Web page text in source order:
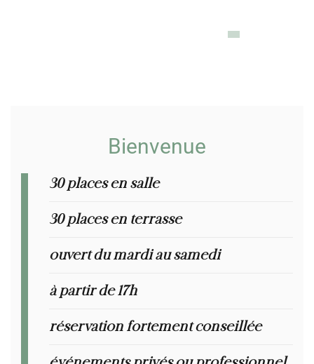
–
Réservez votre table en ligne
Bienvenue
30 places en salle
30 places en terrasse
ouvert du mardi au samedi
à partir de 17h
réservation fortement conseillée